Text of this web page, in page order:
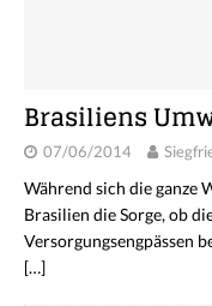
Brasiliens
07/06/2014
Während sich die ganze
Brasilien die Sorge, ob
Versorgungsengpässen
[…]